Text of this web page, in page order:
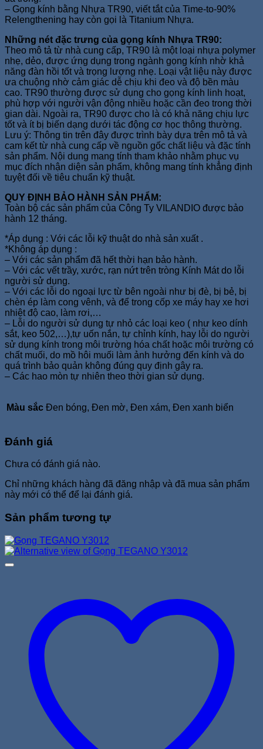
– Gọng kính bằng Nhựa TR90, viết tắt của Time-to-90%
Relengthening hay còn gọi là Titanium Nhựa.
Những nét đặc trưng của gọng kính Nhựa TR90:
Theo mô tả từ nhà cung cấp, TR90 là một loại nhựa polymer
nhẹ, dẻo, được ứng dụng trong ngành gọng kính nhờ khả
năng đàn hồi tốt và trọng lượng nhẹ. Loại vật liệu này được
ưa chuộng nhờ cảm giác dễ chịu khi đeo và độ bền màu
cao. TR90 thường được sử dụng cho gọng kính linh hoạt,
phù hợp với người vận động nhiều hoặc cần đeo trong thời
gian dài. Ngoài ra, TR90 được cho là có khả năng chịu lực
tốt và ít bị biến dạng dưới tác động cơ học thông thường.
Lưu ý: Thông tin trên đây được trình bày dựa trên mô tả và
cam kết từ nhà cung cấp về nguồn gốc chất liệu và đặc tính
sản phẩm. Nội dung mang tính tham khảo nhằm phục vụ
mục đích nhận diện sản phẩm, không mang tính khẳng định
tuyệt đối về tiêu chuẩn kỹ thuật.
QUY ĐỊNH BẢO HÀNH SẢN PHẨM:
Toàn bộ các sản phẩm của Công Ty VILANDIO được bảo
hành 12 tháng.
*Áp dụng : Với các lỗi kỹ thuật do nhà sản xuất .
*Không áp dụng :
– Với các sản phẩm đã hết thời hạn bảo hành.
– Với các vết trầy, xước, rạn nứt trên tròng Kính Mát do lỗi
người sử dụng.
– Với các lỗi do ngoại lực từ bên ngoài như bị đè, bị bẻ, bị
chèn ép làm cong vênh, và để trong cốp xe máy hay xe hơi
nhiệt độ cao, làm rơi,…
– Lỗi do người sử dụng tự nhỏ các loại keo ( như keo dính
sắt, keo 502,…),tự uốn nắn, tự chỉnh kính, hay lỗi do người
sử dụng kính trong môi trường hóa chất hoặc môi trường có
chất muối, do mồ hôi muối làm ảnh hưởng đến kính và do
quá trình bảo quản không đúng quy định gây ra.
– Các hao mòn tự nhiên theo thời gian sử dụng.
Màu sắc Đen bóng, Đen mờ, Đen xám, Đen xanh biển
Đánh giá
Chưa có đánh giá nào.
Chỉ những khách hàng đã đăng nhập và đã mua sản phẩm
này mới có thể để lại đánh giá.
Sản phẩm tương tự